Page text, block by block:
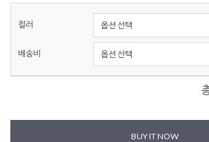
컬러
배송비
BUY IT NOW